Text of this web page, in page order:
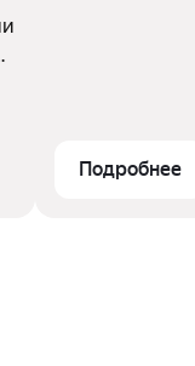
Подробнее